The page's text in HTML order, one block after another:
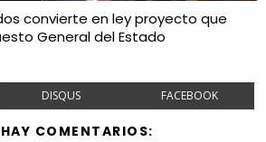
convierte en ley proyecto que
General del Estado
DISQUS FACEBOOK
COMENTARIOS: